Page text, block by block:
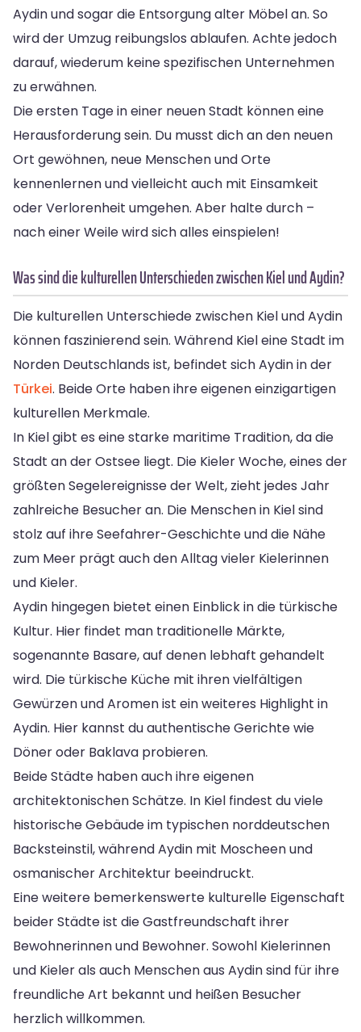
Aydin und sogar die Entsorgung alter Möbel an. So
wird der Umzug reibungslos ablaufen. Achte jedoch
darauf, wiederum keine spezifischen Unternehmen
zu erwähnen.
Die ersten Tage in einer neuen Stadt können eine
Herausforderung sein. Du musst dich an den neuen
Ort gewöhnen, neue Menschen und Orte
kennenlernen und vielleicht auch mit Einsamkeit
oder Verlorenheit umgehen. Aber halte durch –
nach einer Weile wird sich alles einspielen!
Was sind die kulturellen Unterschieden zwischen Kiel und Aydin?
Die kulturellen Unterschiede zwischen Kiel und Aydin
können faszinierend sein. Während Kiel eine Stadt im
Norden Deutschlands ist, befindet sich Aydin in der
Türkei. Beide Orte haben ihre eigenen einzigartigen
kulturellen Merkmale.
In Kiel gibt es eine starke maritime Tradition, da die
Stadt an der Ostsee liegt. Die Kieler Woche, eines der
größten Segelereignisse der Welt, zieht jedes Jahr
zahlreiche Besucher an. Die Menschen in Kiel sind
stolz auf ihre Seefahrer-Geschichte und die Nähe
zum Meer prägt auch den Alltag vieler Kielerinnen
und Kieler.
Aydin hingegen bietet einen Einblick in die türkische
Kultur. Hier findet man traditionelle Märkte,
sogenannte Basare, auf denen lebhaft gehandelt
wird. Die türkische Küche mit ihren vielfältigen
Gewürzen und Aromen ist ein weiteres Highlight in
Aydin. Hier kannst du authentische Gerichte wie
Döner oder Baklava probieren.
Beide Städte haben auch ihre eigenen
architektonischen Schätze. In Kiel findest du viele
historische Gebäude im typischen norddeutschen
Backsteinstil, während Aydin mit Moscheen und
osmanischer Architektur beeindruckt.
Eine weitere bemerkenswerte kulturelle Eigenschaft
beider Städte ist die Gastfreundschaft ihrer
Bewohnerinnen und Bewohner. Sowohl Kielerinnen
und Kieler als auch Menschen aus Aydin sind für ihre
freundliche Art bekannt und heißen Besucher
herzlich willkommen.